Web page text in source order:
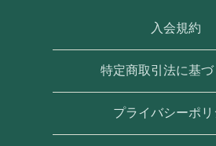
入会規約
特定商取引法に基
プライバシーポ